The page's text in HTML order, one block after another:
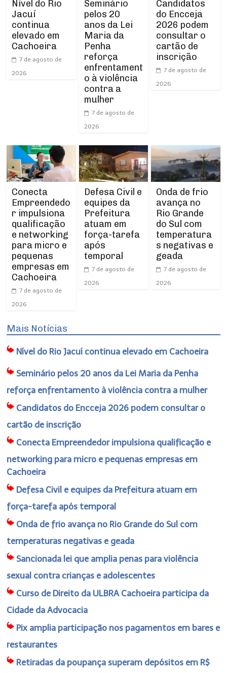
Nível do Rio
Jacuí
continua
elevado em
Cachoeira
7 de agosto de
2026
Seminário
pelos 20
anos da Lei
Maria da
Penha
reforça
enfrentament
o à violência
contra a
mulher
7 de agosto de
2026
Candidatos
do Encceja
2026 podem
consultar o
cartão de
inscrição
7 de agosto de
2026
Conecta
Empreendedo
r impulsiona
qualificação
e networking
para micro e
pequenas
empresas em
Cachoeira
7 de agosto de
2026
Defesa Civil e
equipes da
Prefeitura
atuam em
força-tarefa
após
temporal
7 de agosto de
2026
Onda de frio
avança no
Rio Grande
do Sul com
temperatura
s negativas e
geada
7 de agosto de
2026
Mais Notícias
Nível do Rio Jacuí continua elevado em Cachoeira
Seminário pelos 20 anos da Lei Maria da Penha
reforça enfrentamento à violência contra a mulher
Candidatos do Encceja 2026 podem consultar o
cartão de inscrição
Conecta Empreendedor impulsiona qualificação e
networking para micro e pequenas empresas em
Cachoeira
Defesa Civil e equipes da Prefeitura atuam em
força-tarefa após temporal
Onda de frio avança no Rio Grande do Sul com
temperaturas negativas e geada
Sancionada lei que amplia penas para violência
sexual contra crianças e adolescentes
Curso de Direito da ULBRA Cachoeira participa da
Cidade da Advocacia
Pix amplia participação nos pagamentos em bares e
restaurantes
Retiradas da poupança superam depósitos em R$